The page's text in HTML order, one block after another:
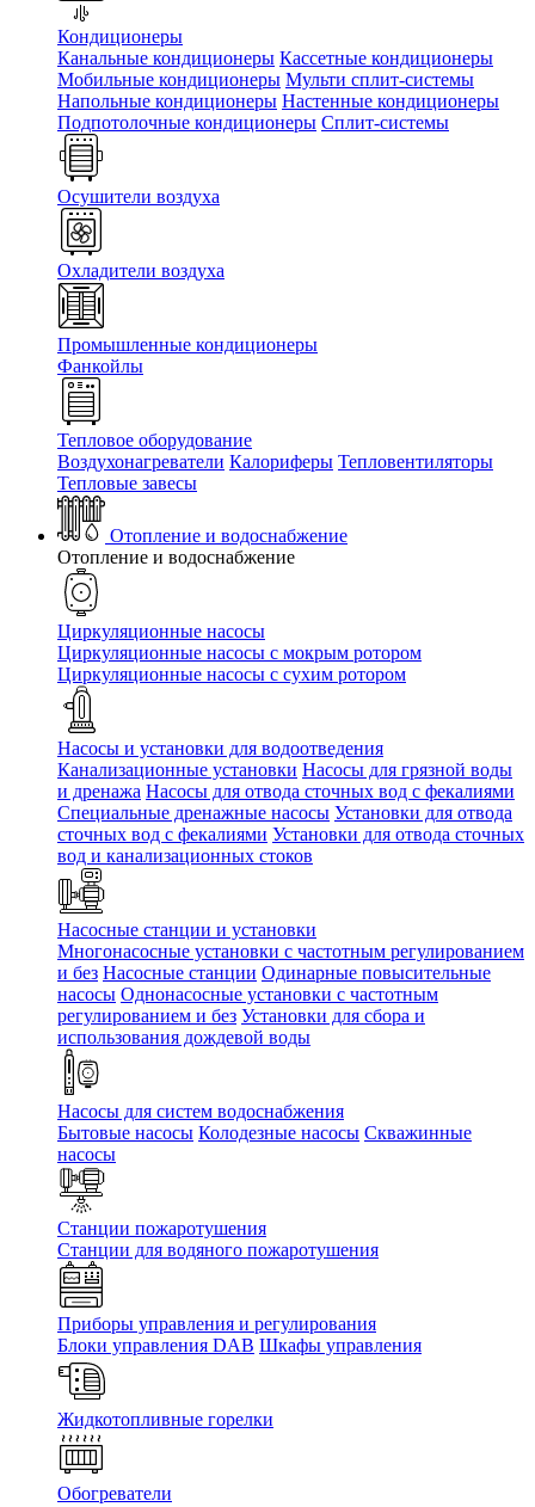
Кондиционеры
Канальные кондиционеры Кассетные кондиционеры
Мобильные кондиционеры Мульти сплит-системы
Напольные кондиционеры Настенные кондиционеры
Подпотолочные кондиционеры Сплит-системы
Осушители воздуха
Охладители воздуха
Промышленные кондиционеры
Фанкойлы
Тепловое оборудование
Воздухонагреватели Калориферы Тепловентиляторы
Тепловые завесы
Отопление и водоснабжение
Отопление и водоснабжение
Циркуляционные насосы
Циркуляционные насосы с мокрым ротором
Циркуляционные насосы с сухим ротором
Насосы и установки для водоотведения
Канализационные установки Насосы для грязной воды
и дренажа Насосы для отвода сточных вод c фекалиями
Специальные дренажные насосы Установки для отвода
сточных вод c фекалиями Установки для отвода сточных
вод и канализационных стоков
Насосные станции и установки
Многонасосные установки с частотным регулированием
и без Насосные станции Одинарные повысительные
насосы Однонасосные установки с частотным
регулированием и без Установки для сбора и
использования дождевой воды
Насосы для систем водоснабжения
Бытовые насосы Колодезные насосы Скважинные
насосы
Станции пожаротушения
Станции для водяного пожаротушения
Приборы управления и регулирования
Блоки управления DAB Шкафы управления
Жидкотопливные горелки
Обогреватели